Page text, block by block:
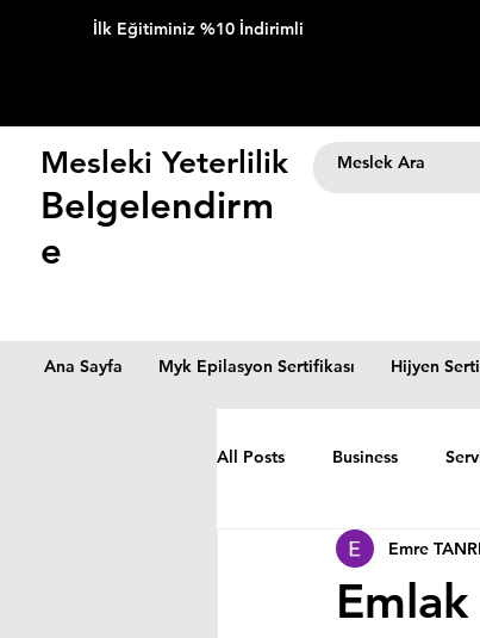
İlk Eğitiminiz %10 İndirimli
Mesleki Yeterlilik
Belgelendirm
e
Ana Sayfa Myk Epilasyon Sertifikası Hijyen
All Posts Business
Emlak
Emre